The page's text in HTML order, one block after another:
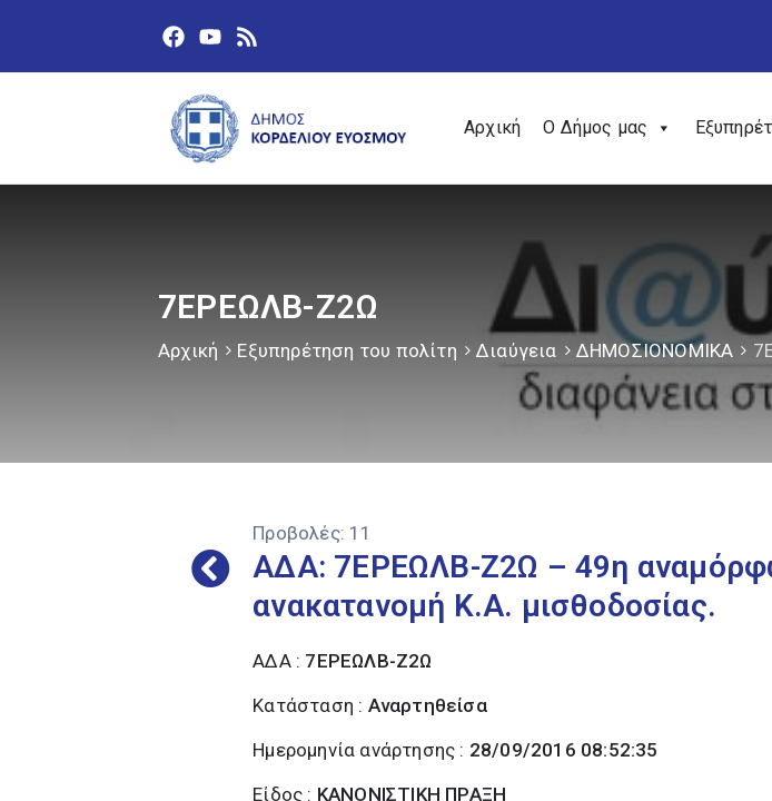
Αρχική Ο Δήμος μας
7ΕΡΕΩΛΒ-Ζ2Ω
Αρχική Εξυπηρέτηση του πολίτη Διαύγεια ΔΗΜΟΣΙΟΝΟΜΙΚΑ
Προβολές: 11
ΑΔΑ: 7ΕΡΕΩΛΒ-Ζ2Ω – 49η
ανακατανομή Κ.Α. μισθοδοσίας.
ΑΔΑ : 7ΕΡΕΩΛΒ-Ζ2Ω
Κατάσταση : Αναρτηθείσα
Ημερομηνία ανάρτησης : 28/09/2016 08:52:35
Είδος : ΚΑΝΟΝΙΣΤΙΚΗ ΠΡΑΞΗ